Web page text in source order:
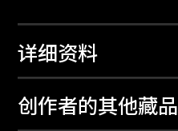
详细资料
创作者的其他藏品